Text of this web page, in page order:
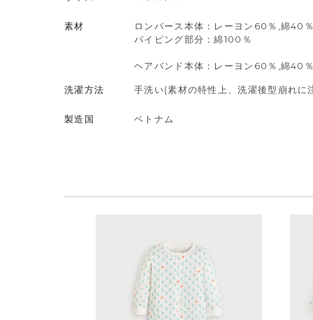
素材
ロンパース本体：レーヨン60％,綿40
パイピング部分：綿100％
ヘアバンド本体：レーヨン60％,綿40
洗濯方法 手洗い(素材の特性上、洗濯後型崩れ
製造国 ベトナム